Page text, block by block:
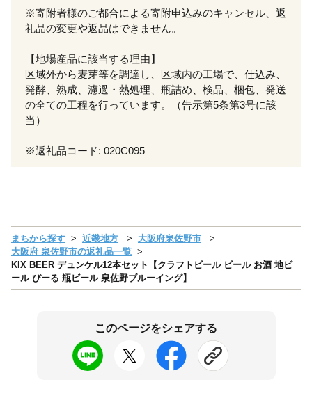
※寄附者様のご都合による寄附申込みのキャンセル、返
礼品の変更や返品はできません。
【地場産品に該当する理由】
区域外から麦芽等を調達し、区域内の工場で、仕込み、
発酵、熟成、濾過・熱処理、瓶詰め、検品、梱包、発送
の全ての工程を行っています。（告示第5条第3号に該
当）
※返礼品コード: 020C095
まちから探す 近畿地方
大阪府泉佐野市
大阪府 泉佐野市の返礼品一覧
KIX BEER デュンケル12本セット【クラフトビール ビール お酒 地ビ
ール びーる 瓶ビール 泉佐野ブルーイング】
このページをシェアする